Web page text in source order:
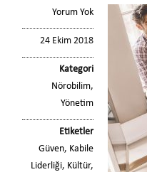
Yorum Yok
24 Ekim 2018
Kategori
Nörobilim,
Yönetim
Etiketler
Güven, Kabile
Liderliği, Kültür,